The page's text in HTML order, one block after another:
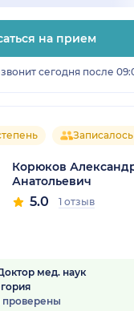
на прием
сегодня после
Корюков
Анатольевич
5.0 1 отзыв
мед. наук